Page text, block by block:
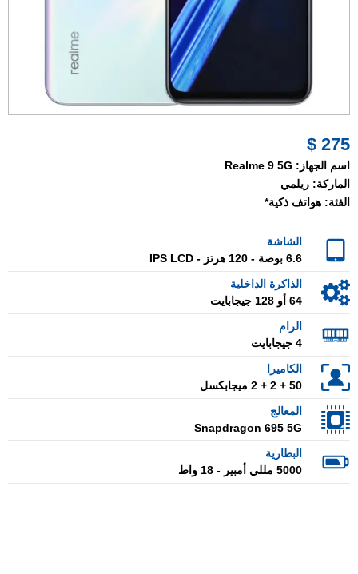
275 $
اسم الجهاز: Realme 9 5G
الماركة: ريلمي
الفئة: هواتف ذكية*
الشاشة
6.6 بوصة - 120 هرتز - IPS LCD
الذاكرة الداخلية
64 أو 128 جيجابايت
الرام
4 جيجابايت
الكاميرا
50 + 2 + 2 ميجابكسل
المعالج
Snapdragon 695 5G
البطارية
5000 مللي أمبير - 18 واط